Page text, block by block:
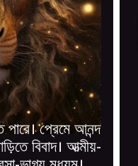
প্রেমে আনন্দ
বিবাদ। আত্মীয়-